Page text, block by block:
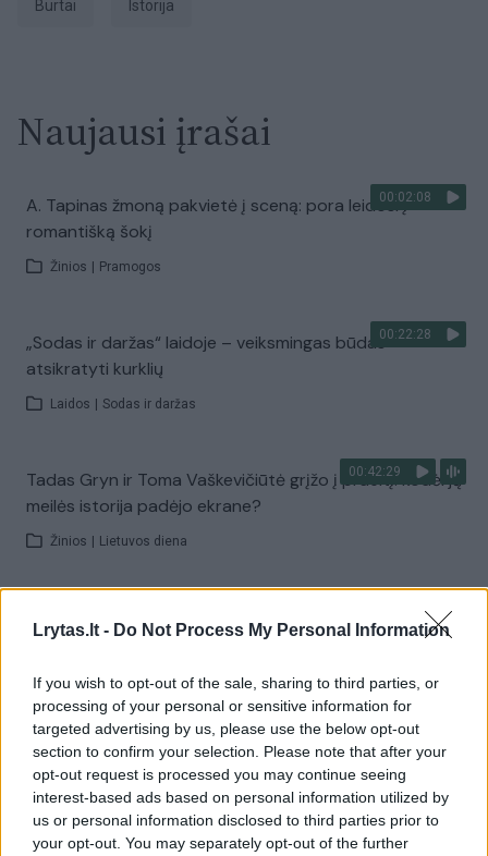
Lrytas.lt - Do Not Process My Personal Information
If you wish to opt-out of the sale, sharing to third parties, or
processing of your personal or sensitive information for
targeted advertising by us, please use the below opt-out
section to confirm your selection. Please note that after your
opt-out request is processed you may continue seeing
interest-based ads based on personal information utilized by
us or personal information disclosed to third parties prior to
your opt-out. You may separately opt-out of the further
Burtai Istorija
Naujausi įrašai
00:02:08
A. Tapinas žmoną pakvietė į sceną: pora leidosi į
romantišką šokį
Žinios Pramogos
00:22:28
„Sodas ir daržas“ laidoje – veiksmingas būdas
atsikratyti kurklių
Laidos Sodas ir daržas
00:42:29
Tadas Gryn ir Toma Vaškevičiūtė grįžo į praeitį: kodėl jų
meilės istorija padėjo ekrane?
Žinios Lietuvos diena
00:21:19
Visi įrašai
Žiūrimiausi įrašai